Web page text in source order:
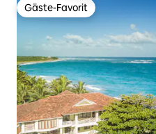
Gäste-Favorit
Gäste-Favorit